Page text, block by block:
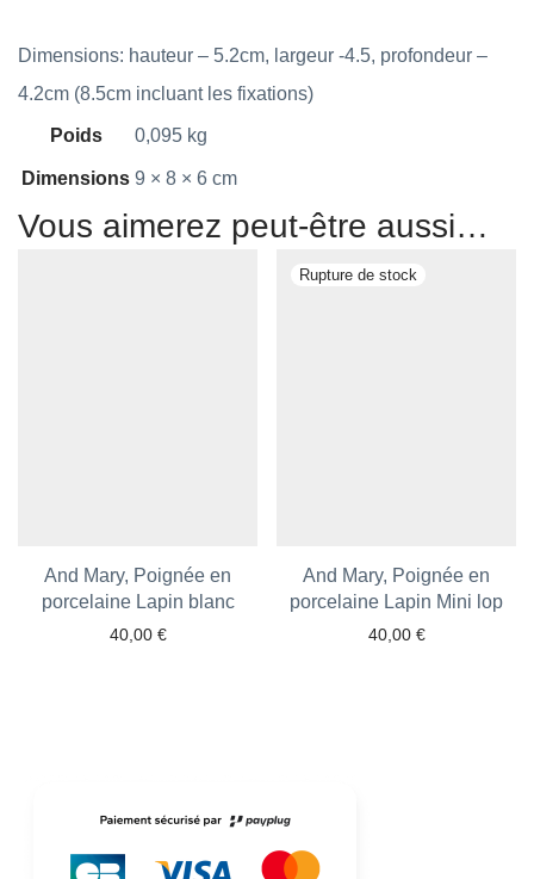
Dimensions: hauteur – 5.2cm, largeur -4.5, profondeur –
4.2cm (8.5cm incluant les fixations)
Poids 0,095 kg
Dimensions 9 × 8 × 6 cm
Vous aimerez peut-être aussi…
And Mary, Poignée en
porcelaine Lapin blanc
40,00 €
Ajouter aux favoris
And Mary, Poignée en
porcelaine Lapin Mini lop
40,00 €
Ajouter aux favoris